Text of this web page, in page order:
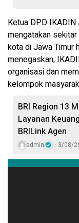
Ketua DPD
mengatakan
kota di Jawa Timur
menegaskan,
organisasi dan
kelompok
BRI Region 13
Layanan
BRILink Agen
admin 3/08/